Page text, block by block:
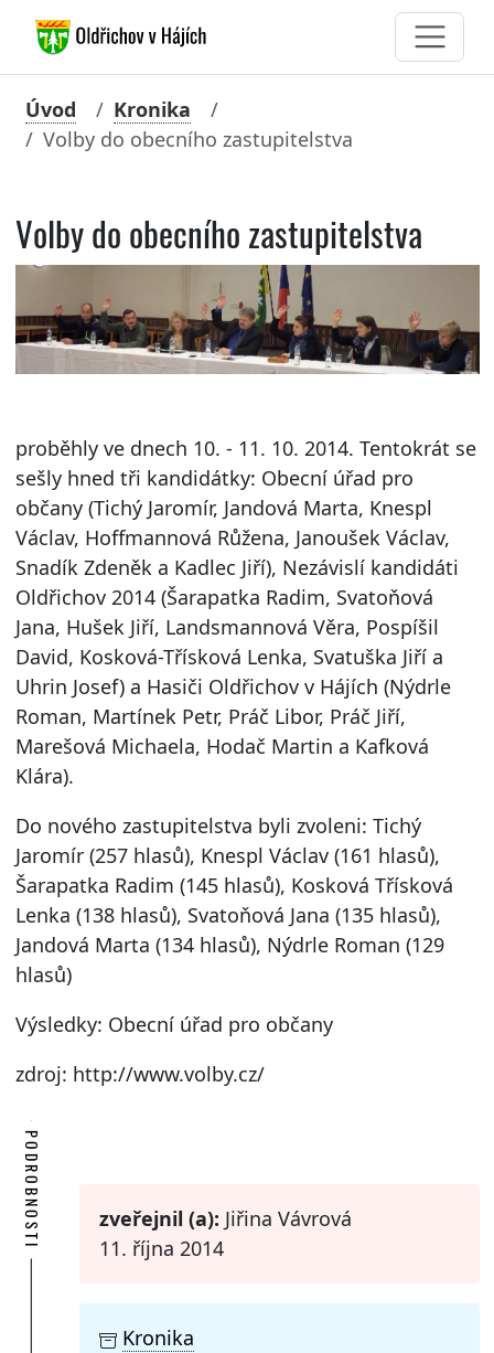
Úvod
Kronika
Volby do obecního zastupitelstva
Volby do obecního zastupitelstva
proběhly ve dnech 10. - 11. 10. 2014. Tentokrát se
sešly hned tři kandidátky: Obecní úřad pro
občany (Tichý Jaromír, Jandová Marta, Knespl
Václav, Hoffmannová Růžena, Janoušek Václav,
Snadík Zdeněk a Kadlec Jiří), Nezávislí kandidáti
Oldřichov 2014 (Šarapatka Radim, Svatoňová
Jana, Hušek Jiří, Landsmannová Věra, Pospíšil
David, Kosková-Třísková Lenka, Svatuška Jiří a
Uhrin Josef) a Hasiči Oldřichov v Hájích (Nýdrle
Roman, Martínek Petr, Práč Libor, Práč Jiří,
Marešová Michaela, Hodač Martin a Kafková
Klára).
Do nového zastupitelstva byli zvoleni: Tichý
Jaromír (257 hlasů), Knespl Václav (161 hlasů),
Šarapatka Radim (145 hlasů), Kosková Třísková
Lenka (138 hlasů), Svatoňová Jana (135 hlasů),
Jandová Marta (134 hlasů), Nýdrle Roman (129
hlasů)
Výsledky: Obecní úřad pro občany
zdroj: http://www.volby.cz/
PODROBNOSTI zveřejnil (a): Jiřina Vávrová
11. října 2014
Kronika